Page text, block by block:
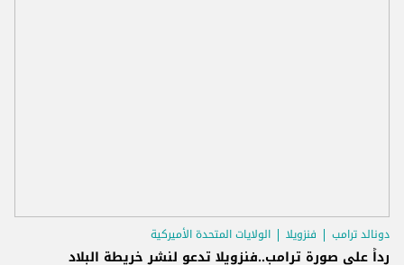
دونالد ترامب فنزويلا الولايات المتحدة الأميركية
رداً على صورة ترامب..فنزويلا تدعو لنشر خريطة البلاد